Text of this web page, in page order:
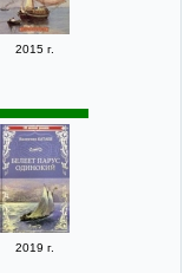
2015 г.
2019 г.